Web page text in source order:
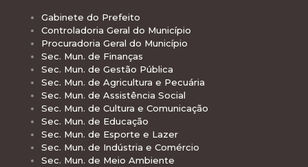
Gabinete do Prefeito
Controladoria Geral do Município
Procuradoria Geral do Município
Sec. Mun. de Finanças
Sec. Mun. de Gestão Pública
Sec. Mun. de Agricultura e Pecuária
Sec. Mun. de Assistência Social
Sec. Mun. de Cultura e Comunicação
Sec. Mun. de Educação
Sec. Mun. de Esporte e Lazer
Sec. Mun. de Indústria e Comércio
Sec. Mun. de Meio Ambiente